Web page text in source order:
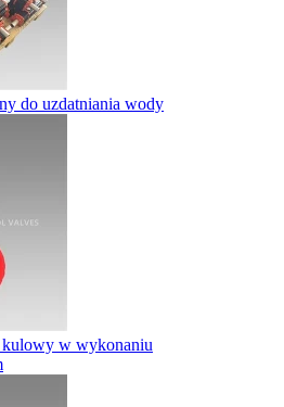
do uzdatniania wody
kulowy w wykonaniu